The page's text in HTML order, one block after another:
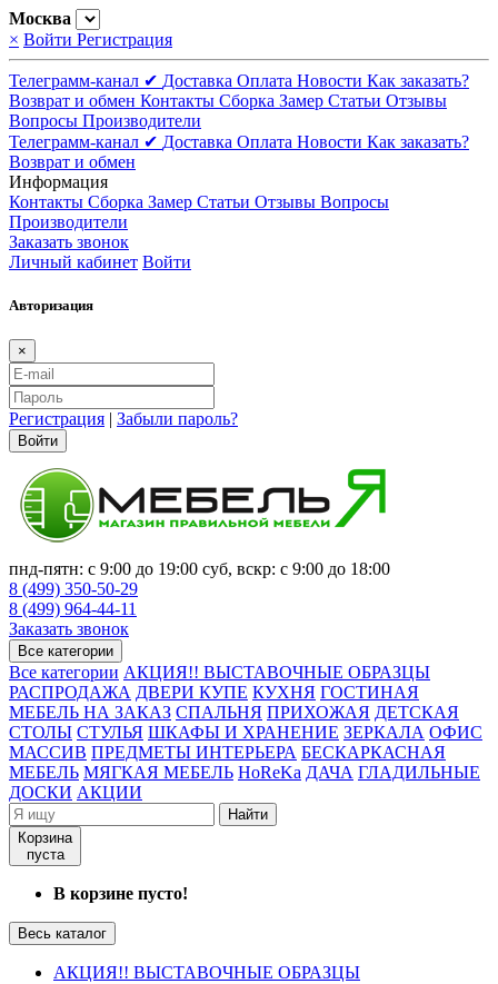
Москва
× Войти Регистрация
Телеграмм-канал ✔ Доставка Оплата Новости Как заказать?
Возврат и обмен Контакты Сборка Замер Статьи Отзывы
Вопросы Производители
Телеграмм-канал ✔ Доставка Оплата Новости Как заказать?
Возврат и обмен
Информация
Контакты Сборка Замер Статьи Отзывы Вопросы
Производители
Заказать звонок
Личный кабинет Войти
Авторизация
×
Регистрация | Забыли пароль?
Войти
пнд-пятн: с 9:00 до 19:00 суб, вскр: с 9:00 до 18:00
8 (499) 350-50-29
8 (499) 964-44-11
Заказать звонок
Все категории
Все категории АКЦИЯ!! ВЫСТАВОЧНЫЕ ОБРАЗЦЫ
РАСПРОДАЖА ДВЕРИ КУПЕ КУХНЯ ГОСТИНАЯ
МЕБЕЛЬ НА ЗАКАЗ СПАЛЬНЯ ПРИХОЖАЯ ДЕТСКАЯ
СТОЛЫ СТУЛЬЯ ШКАФЫ И ХРАНЕНИЕ ЗЕРКАЛА ОФИС
МАССИВ ПРЕДМЕТЫ ИНТЕРЬЕРА БЕСКАРКАСНАЯ
МЕБЕЛЬ МЯГКАЯ МЕБЕЛЬ HoReKa ДАЧА ГЛАДИЛЬНЫЕ
ДОСКИ АКЦИИ
Найти
Корзина
пуста
В корзине пусто!
Весь каталог
АКЦИЯ!! ВЫСТАВОЧНЫЕ ОБРАЗЦЫ